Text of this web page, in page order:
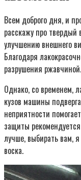
Всем доброго дня, и
расскажу про твердый
улучшению внешнего
Благодаря
разрушения ржавчиной.
Однако, со временем,
кузов машины
неприятности
защиты
лучше, выбирать вам,
воска.